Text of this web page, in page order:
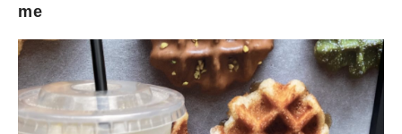
ム」をやっていなかったら発見していなかった、行動していなか
「せんぼくん編」と「ブラックせんぼくん編」の好きな方からチ
ャレンジできます。それぞれクリア時にもらえるインスタグラム
オリジナルARの出来がすこぶる良いのです。とっても遊べます
よ。 きっと子どもたちをカメラでAR撮影したらキャッキャと喜
んで笑顔になってくれると思います☆ぜひ頑張って謎解きにチャ
レモンティが期間限定メニューでした。 全8種類が入っている箱
売りもありました。全種類並ぶとオシャレ感がより一層高まりま
す。 テイクアウトし、夫と子どもに何味か当ててもらうこと
に。苺とショコラは見た目で分かったのですが、レモンティは珍
しかったのか答えは出て来ずでした。でも、レモンティ味を夫に
食べてもらうと、レモンティの味がしっかりしたそうで、美味し
me